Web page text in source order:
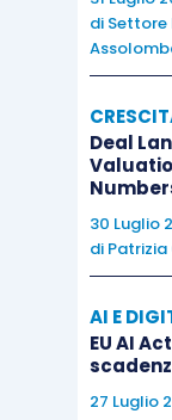
Infine, se la
data al
valutare
circostanza
sulla
sulla
significativi.
Per quel
relazione
fare
di Settore
Deal
30 Luglio
di
AI E
EU AI
27 Luglio